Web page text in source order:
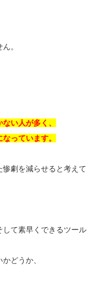
。
い人が多く、
っています。
劇を減らせると考えて
て素早くできるツール
どうか、